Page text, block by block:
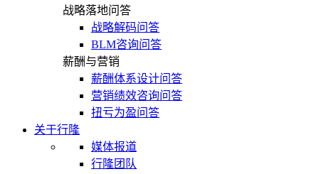
战略落地问答
战略解码问答
BLM咨询问答
薪酬与营销
薪酬体系设计问答
营销绩效咨询问答
扭亏为盈问答
关于行隆
媒体报道
行隆团队